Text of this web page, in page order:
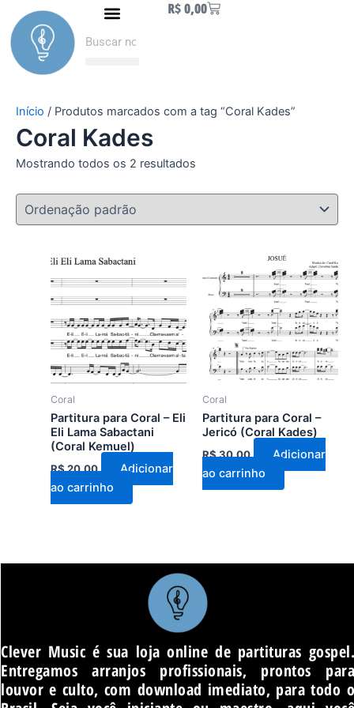
para
conteúdo
Pesquisar
R$0,00Carrinho
Início / Produtos marcados com a tag “Coral Kades”
Coral Kades
Mostrando todos os 2 resultados
Coral
Partitura para Coral – Eli
Eli Lama Sabactani
(Coral Kemuel)
R$20,00
Adicionar
ao carrinho
Coral
Partitura para Coral –
Jericó (Coral Kades)
R$30,00
Adicionar
ao carrinho
Clever Music é sua loja online de partituras gospel.
Entregamos arranjos profissionais, prontos para
louvor e culto, com download imediato, para todo o